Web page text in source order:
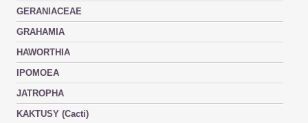
GERANIACEAE
GRAHAMIA
HAWORTHIA
IPOMOEA
JATROPHA
KAKTUSY (Cacti)